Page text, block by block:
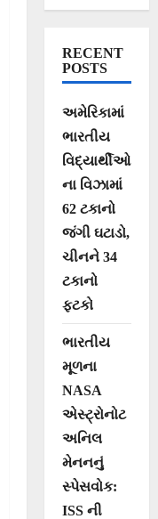
RECENT
POSTS
અમેરિકામાં
ભારતીય
વિદ્યાર્થીઓ
ના વિઝામાં
62 ટકાનો
જંગી ઘટાડો,
ચીનને 34
ટકાનો
ફટકો
ભારતીય
મૂળના
NASA
એસ્ટ્રોનોટ
અનિલ
મેનનનું
સ્પેસવોક:
ISS ની